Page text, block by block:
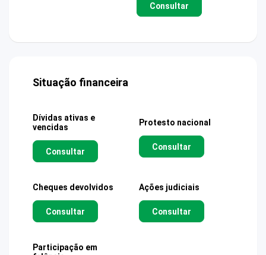
Consultar
Situação financeira
Dívidas ativas e
vencidas
Consultar
Protesto nacional
Consultar
Cheques devolvidos
Consultar
Ações judiciais
Consultar
Participação em